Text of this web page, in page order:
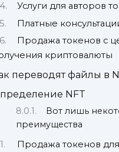
Услуги для авторов
Платные
Продажа токенов с
криптовалюты
переводят файлы в
NFT
Вот лишь
преимущества
Продажа токенов